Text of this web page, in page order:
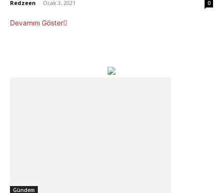
Redzeen - Ocak 3, 2021 0
Devamını Göster
Gündem